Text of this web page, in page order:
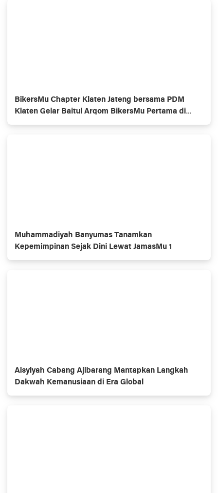
BikersMu Chapter Klaten Jateng bersama PDM
Klaten Gelar Baitul Arqom BikersMu Pertama di
Indonesia, Inovasi Dakwah Komunitas
Muhammadiyah Banyumas Tanamkan
Kepemimpinan Sejak Dini Lewat JamasMu 1
Aisyiyah Cabang Ajibarang Mantapkan Langkah
Dakwah Kemanusiaan di Era Global